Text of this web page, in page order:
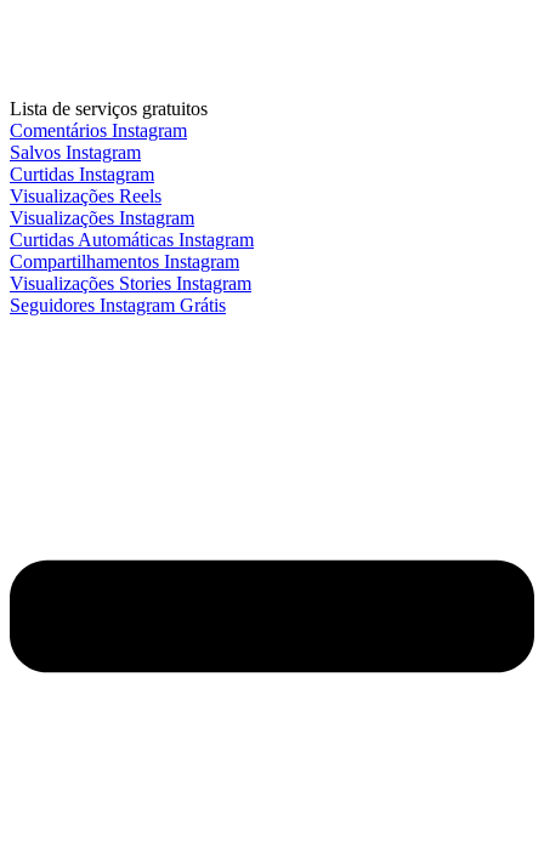
Lista de serviços gratuitos
Comentários Instagram
Salvos Instagram
Curtidas Instagram
Visualizações Reels
Visualizações Instagram
Curtidas Automáticas Instagram
Compartilhamentos Instagram
Visualizações Stories Instagram
Seguidores Instagram Grátis